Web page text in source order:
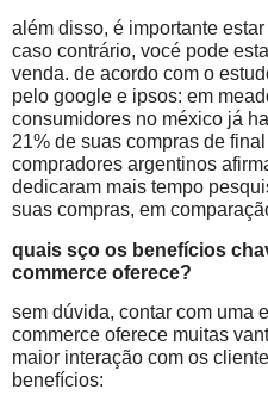
além disso, é importante
caso contrário, vocé pode
venda. de acordo com o
pelo google e ipsos: em
consumidores no méxico já
21% de suas compras de
compradores argentinos
dedicaram mais tempo
suas compras, em
quais sço os benefícios
commerce oferece?
sem dúvida, contar com uma
commerce oferece muitas
maior interação com os
benefícios: